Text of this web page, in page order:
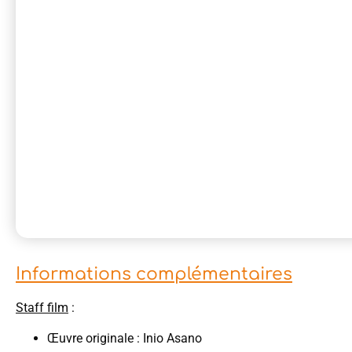
Informations complémentaires
Staff film :
Œuvre originale : Inio Asano